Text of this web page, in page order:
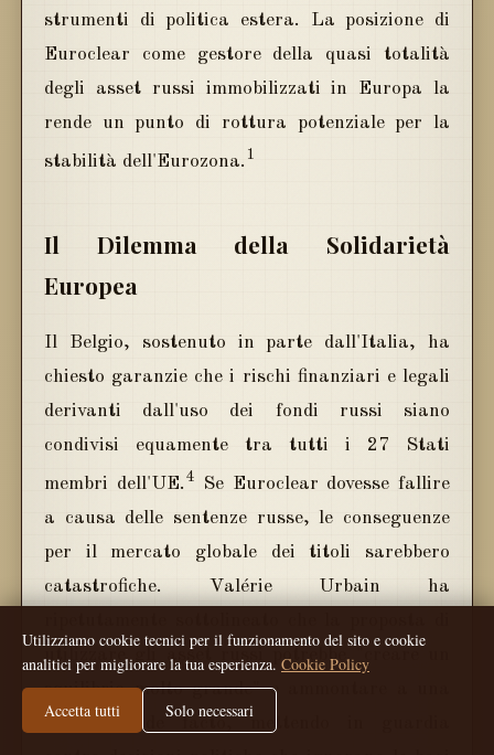
strumenti di politica estera. La posizione di
Euroclear come gestore della quasi totalità
degli asset russi immobilizzati in Europa la
rende un punto di rottura potenziale per la
stabilità dell'Eurozona. 1
Il Dilemma della Solidarietà
Europea
Il Belgio, sostenuto in parte dall'Italia, ha
chiesto garanzie che i rischi finanziari e legali
derivanti dall'uso dei fondi russi siano
condivisi equamente tra tutti i 27 Stati
membri dell'UE. 4
Se Euroclear dovesse fallire
a causa delle sentenze russe, le conseguenze
per il mercato globale dei titoli sarebbero
catastrofiche. Valérie Urbain ha
utilizzare gli asset russi potrebbe "creare un
squilibrio molto grande" e ammontare a una
"confisca" de facto, mettendo in guardia
Utilizziamo cookie tecnici per il funzionamento del sito e cookie
analitici per migliorare la tua esperienza. Cookie Policy
Accetta tutti Solo necessari